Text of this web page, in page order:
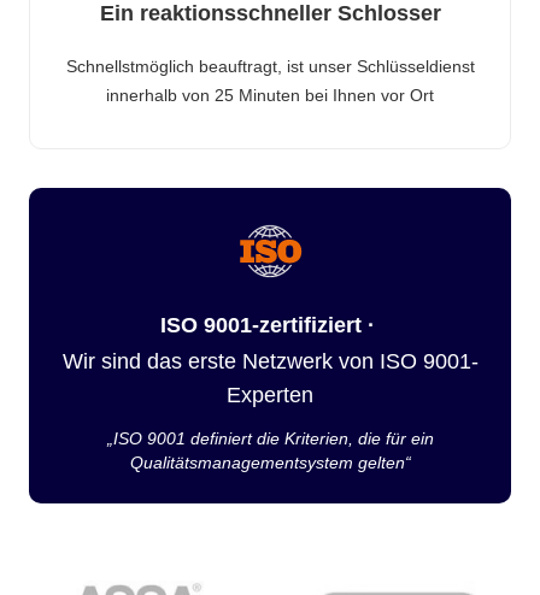
Ein reaktionsschneller Schlosser
Schnellstmöglich beauftragt, ist unser Schlüsseldienst
innerhalb von 25 Minuten bei Ihnen vor Ort
ISO 9001-zertifiziert ·
Wir sind das erste Netzwerk von ISO 9001-
Experten
„ISO 9001 definiert die Kriterien, die für ein
Qualitätsmanagementsystem gelten“